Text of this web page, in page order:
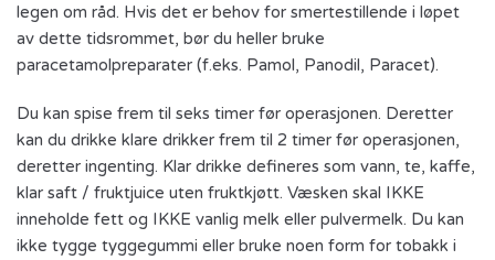
legen om råd. Hvis det er behov for smertestillende i løpet
av dette tidsrommet, bør du heller bruke
paracetamolpreparater (f.eks. Pamol, Panodil, Paracet).
Du kan spise frem til seks timer før operasjonen. Deretter
kan du drikke klare drikker frem til 2 timer før operasjonen,
deretter ingenting. Klar drikke defineres som vann, te, kaffe,
klar saft / fruktjuice uten fruktkjøtt. Væsken skal IKKE
inneholde fett og IKKE vanlig melk eller pulvermelk. Du kan
ikke tygge tyggegummi eller bruke noen form for tobakk i